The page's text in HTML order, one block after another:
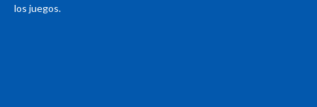
los juegos.